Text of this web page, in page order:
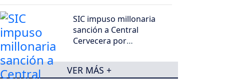
SIC impuso millonaria
sanción a Central
Cervecera por
hinchas de Millonarios
VER MÁS +